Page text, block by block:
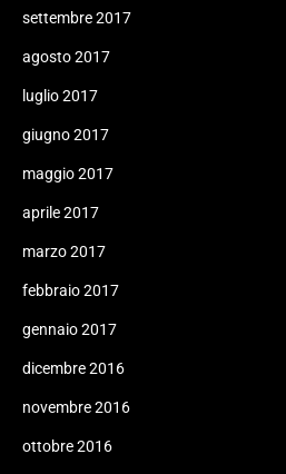
settembre 2017
agosto 2017
luglio 2017
giugno 2017
maggio 2017
aprile 2017
marzo 2017
febbraio 2017
gennaio 2017
dicembre 2016
novembre 2016
ottobre 2016